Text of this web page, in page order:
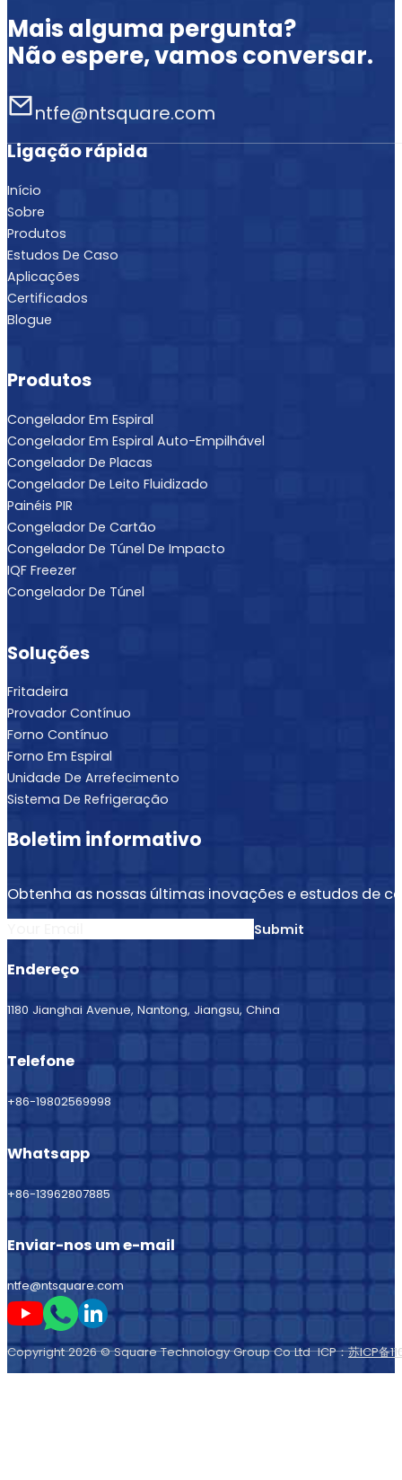
Mais alguma pergunta?
Não espere, vamos conversar.
ntfe@ntsquare.com
Ligação rápida
Início
Sobre
Produtos
Estudos De Caso
Aplicações
Certificados
Blogue
Produtos
Congelador Em Espiral
Congelador Em Espiral Auto-Empilhável
Congelador De Placas
Congelador De Leito Fluidizado
Painéis PIR
Congelador De Cartão
Congelador De Túnel De Impacto
IQF Freezer
Congelador De Túnel
Soluções
Fritadeira
Provador Contínuo
Forno Contínuo
Forno Em Espiral
Unidade De Arrefecimento
Sistema De Refrigeração
Boletim informativo
Obtenha as nossas últimas inovações e estudos de
Submit
Endereço
1180 Jianghai Avenue, Nantong, Jiangsu, China
Telefone
+86-19802569998
Whatsapp
+86-13962807885
Enviar-nos um e-mail
ntfe@ntsquare.com
Seguir-me no Youtube
Seguir-me no Whatsapp
Seguir-me no LinkedIn
Copyright 2026 © Square Technology Group Co Ltd ICP：苏ICP备